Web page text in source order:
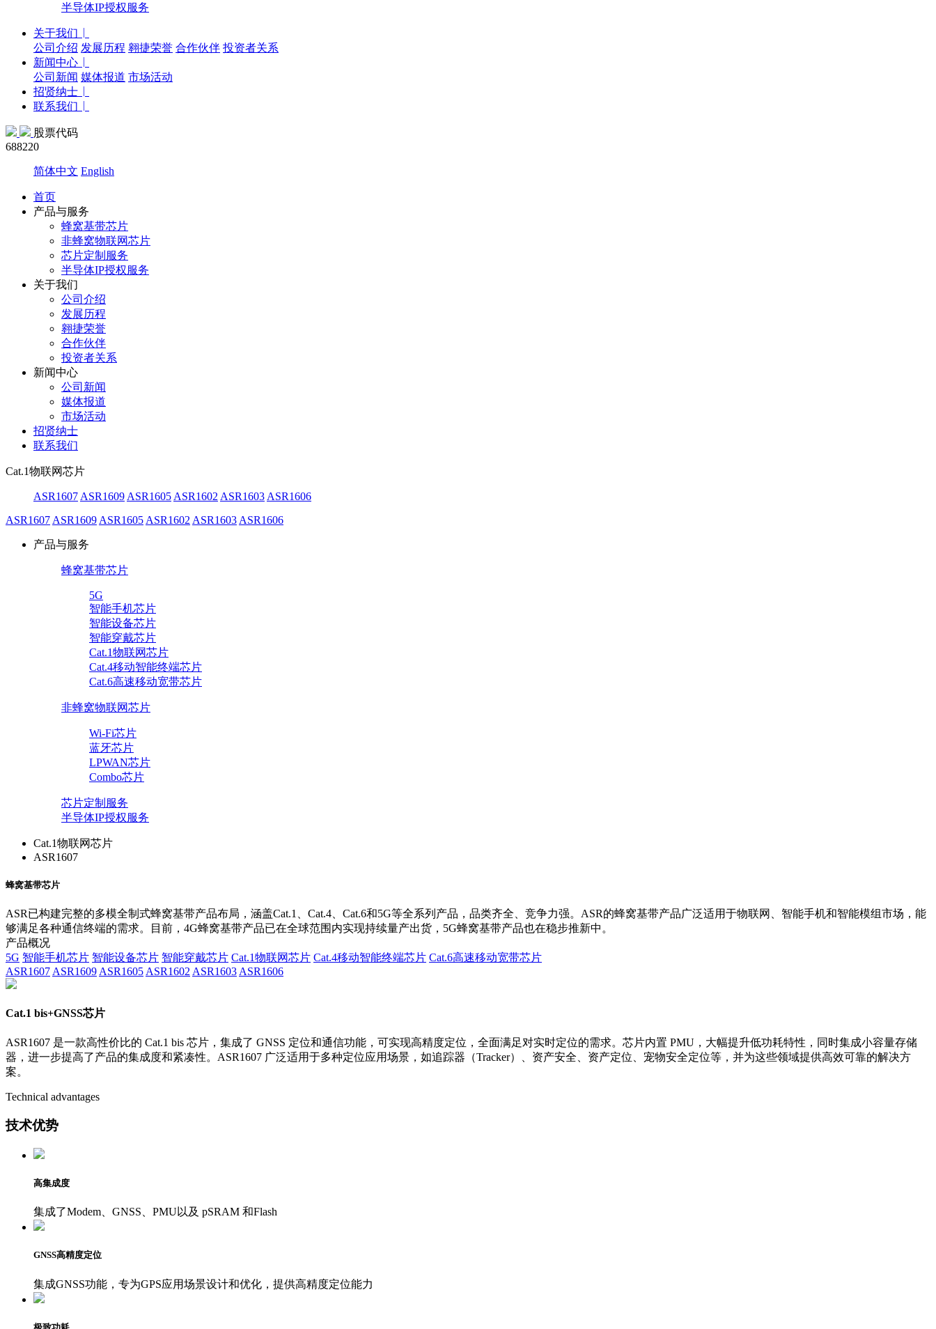
半导体IP授权服务
关于我们
公司介绍 发展历程 翱捷荣誉 合作伙伴 投资者关系
新闻中心
公司新闻 媒体报道 市场活动
招贤纳士
联系我们
股票代码
688220
简体中文 English
首页
产品与服务
蜂窝基带芯片
非蜂窝物联网芯片
芯片定制服务
半导体IP授权服务
关于我们
公司介绍
发展历程
翱捷荣誉
合作伙伴
投资者关系
新闻中心
公司新闻
媒体报道
市场活动
招贤纳士
联系我们
Cat.1物联网芯片
ASR1607 ASR1609 ASR1605 ASR1602 ASR1603 ASR1606
ASR1607 ASR1609 ASR1605 ASR1602 ASR1603 ASR1606
产品与服务
蜂窝基带芯片
5G
智能手机芯片
智能设备芯片
智能穿戴芯片
Cat.1物联网芯片
Cat.4移动智能终端芯片
Cat.6高速移动宽带芯片
非蜂窝物联网芯片
Wi-Fi芯片
蓝牙芯片
LPWAN芯片
Combo芯片
芯片定制服务
半导体IP授权服务
Cat.1物联网芯片
ASR1607
蜂窝基带芯片
ASR已构建完整的多模全制式蜂窝基带产品布局，涵盖Cat.1、Cat.4、Cat.6和5G等全系列产品，品类齐全、竞争力强。ASR的蜂窝基带产品广泛适用于物联网、智能手机和智能模组市场，能
够满足各种通信终端的需求。目前，4G蜂窝基带产品已在全球范围内实现持续量产出货，5G蜂窝基带产品也在稳步推新中。
产品概况
5G 智能手机芯片 智能设备芯片 智能穿戴芯片 Cat.1物联网芯片 Cat.4移动智能终端芯片 Cat.6高速移动宽带芯片
ASR1607 ASR1609 ASR1605 ASR1602 ASR1603 ASR1606
Cat.1 bis+GNSS芯片
ASR1607 是一款高性价比的 Cat.1 bis 芯片，集成了 GNSS 定位和通信功能，可实现高精度定位，全面满足对实时定位的需求。芯片内置 PMU，大幅提升低功耗特性，同时集成小容量存储
器，进一步提高了产品的集成度和紧凑性。ASR1607 广泛适用于多种定位应用场景，如追踪器（Tracker）、资产安全、资产定位、宠物安全定位等，并为这些领域提供高效可靠的解决方
案。
Technical advantages
技术优势
高集成度
集成了Modem、GNSS、PMU以及 pSRAM 和Flash
GNSS高精度定位
集成GNSS功能，专为GPS应用场景设计和优化，提供高精度定位能力